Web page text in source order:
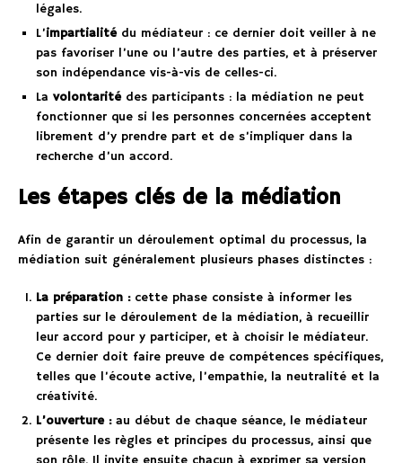
légales.
L’impartialitédu médiateur : ce dernier doit veiller à ne
pas favoriser l’une ou l’autre des parties, et à préserver
son indépendance vis-à-vis de celles-ci.
La volontaritédes participants : la médiation ne peut
fonctionner que si les personnes concernées acceptent
librement d’y prendre part et de s’impliquer dans la
recherche d’un accord.
Les étapes clés de la médiation
Afin de garantir un déroulement optimal du processus, la
médiation suit généralement plusieurs phases distinctes :
La préparation :cette phase consiste à informer les
parties sur le déroulement de la médiation, à recueillir
leur accord pour y participer, et à choisir le médiateur.
Ce dernier doit faire preuve de compétences spécifiques,
telles que l’écoute active, l’empathie, la neutralité et la
créativité.
L’ouverture :au début de chaque séance, le médiateur
présente les règles et principes du processus, ainsi que